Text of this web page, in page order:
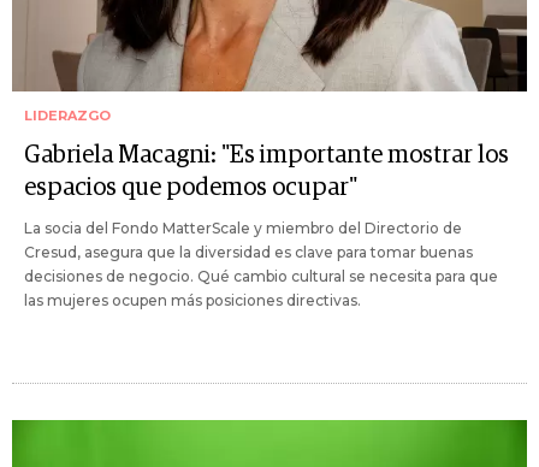
LIDERAZGO
Gabriela Macagni: "Es importante mostrar los
espacios que podemos ocupar"
La socia del Fondo MatterScale y miembro del Directorio de
Cresud, asegura que la diversidad es clave para tomar buenas
decisiones de negocio. Qué cambio cultural se necesita para que
las mujeres ocupen más posiciones directivas.